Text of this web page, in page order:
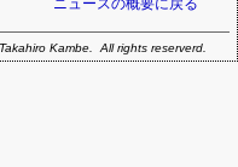
ニュースの概要に戻る
Kambe. All rights reserverd.